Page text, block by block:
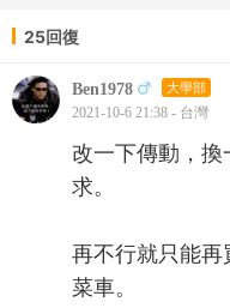
25回復
Ben1978 大學部
2021-10-6 21:38 - 台灣
改一下傳動，
求。
再不行就只能
菜車。